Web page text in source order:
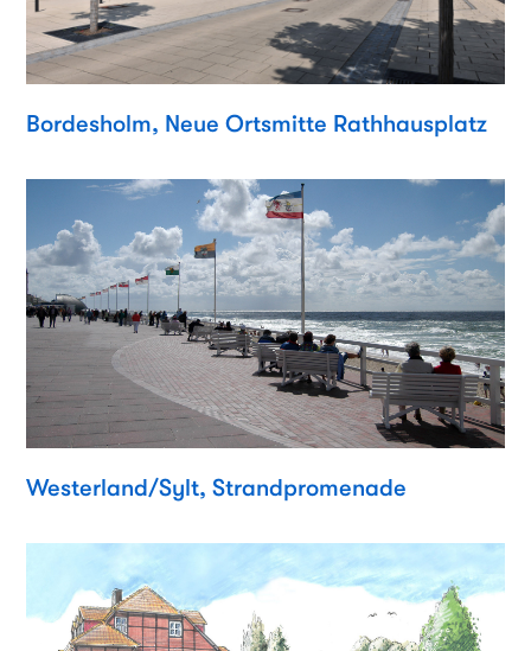
Bordesholm, Neue Ortsmitte Rathhausplatz
Westerland/Sylt, Strandpromenade